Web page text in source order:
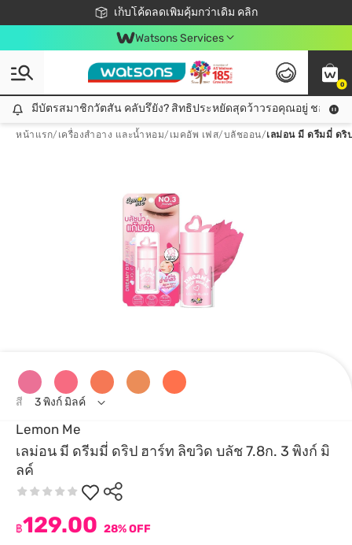
เก็บโค้ดลดเพิ่มคุ้มกว่าเดิม คลิก
ชอปออนไลน์ครั้งแรก ลดเพิ่มจุก ๆ 10%! 🎉
📦ส่งฟรี! เมื่อชอป 499฿
สมาชิกวัตสัน คลับดียังไง?
Watsons Services
0
มีบัตรสมาชิกวัตสัน คลับรึยัง? สิทธิประหยัดสุดว้าวรอคุณอยู่ ชอปคุ้มกว่าเดิม คลิก!
มีบัตรสมาชิกวัตสัน คลับรึยัง? สิทธิประหยัดสุดว้าวรอคุณอยู่ ชอปคุ้มก
หน้าแรก/ เครื่องสำอาง และน้ำหอม/ เมคอัพ เฟส/บลัชออน/เลม่อน มี ดรีมมี่ ดริ
Lemon Me
เลม่อน มี ดรีมมี่ ดริป ฮาร์ท ลิขวิด บลัช 7.8ก. 3 พิงก์ มิ
ลค์
฿129.00 28% OFF
สี 3 พิงก์ มิลค์